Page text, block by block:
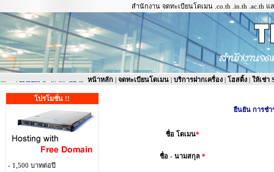
สำนักงาน จดทะเบียนโดเมน .co.th .in.th .ac.th
หน้าหลัก | จดทะเบียนโดเมน | บริการฝากเครื่อง | โฮสติ้ง | ให้เช่า
โปรโมชั่น !!
- 1,500 บาทต่อปี
ยืนยัน การชำ
ชื่อ โดเมน*
ชื่อ - นามสกุล *